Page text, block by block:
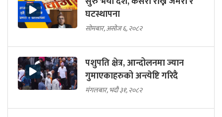
घटस्थापना
सोमबार, असोज ६, २०८२
पशुपति क्षेत्र, आन्दोलनमा ज्यान
गुमाएकाहरुको अन्त्येष्टि गरिदै
मंगलबार, भदौ ३१, २०८२